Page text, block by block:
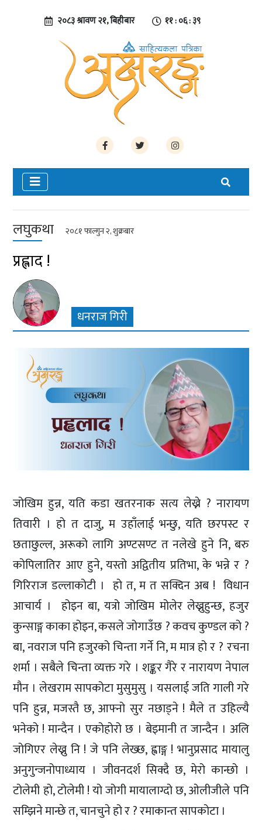
२०८३ श्रावण २१, बिहीबार ११ : ०६ : ३९
लघुकथा २०८१ फाल्गुन २, शुक्रबार
प्रह्लाद !
धनराज गिरी
जोखिम हुन्न, यति कडा खतरनाक सत्य लेख्ने ? नारायण
तिवारी । हो त दाजु, म उहाँलाई भन्छु, यति छरपस्ट र
छताछुल्ल, अरूको लागि अण्टसण्ट त नलेखे हुने नि, बरु
कोपिलातिर आए हुने, यस्तो अद्वितीय प्रतिभा, के भन्ने र ?
गिरिराज डल्लाकोटी । हो त, म त सक्दिन अब ! विधान
आचार्य । होइन बा, यत्रो जोखिम मोलेर लेख्नुहुन्छ, हजुर
कुन्साङ्ग काका होइन, कसले जोगाउँछ ? कवच कुण्डल को ?
बा, नवराज पनि हजुरको चिन्ता गर्ने नि, म मात्र हो र ? रचना
शर्मा । सबैले चिन्ता व्यक्त गरे । शङ्कर गैरे र नारायण नेपाल
मौन । लेखराम सापकोटा मुसुमुसु । यसलाई जति गाली गरे
पनि हुन्न, मजस्तै छ, आफ्नो सुर नछाड्ने ! मैले त उहिल्यै
भनेको ! मान्दैन । एकोहोरो छ । बेइमानी त जान्दैन । अलि
जोगिएर लेख्नु नि ! जे पनि लेख्छ, ह्वाङ्ग ! भानुप्रसाद मायालु
अनुगुन्जनोपाध्याय । जीवनदर्श सिक्दै छ, मेरो कान्छो ।
टोलेमी हो, टोलेमी ! यो जोगी मायालाग्दो छ, ओलीजीले पनि
सम्झिने मान्छे त, चानचुने हो र ? रमाकान्त सापकोटा ।